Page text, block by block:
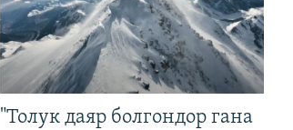
"Толук даяр болгондор гана